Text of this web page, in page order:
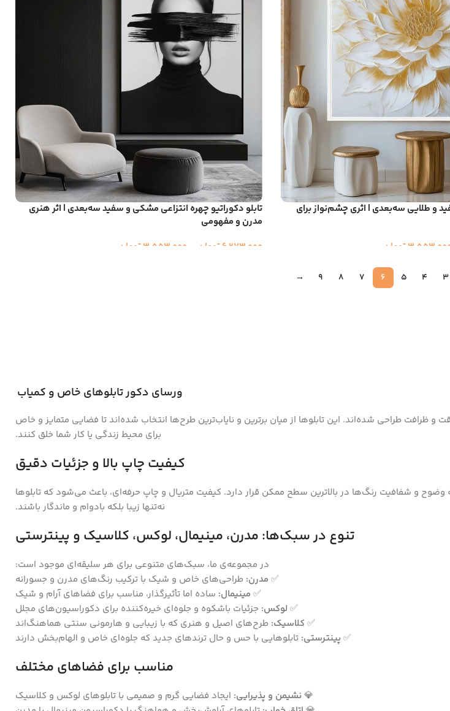
و طلایی سه‌بعدی | اثری چشم‌نواز برای
تومان
تابلو دکوراتیو چهره انتزاعی مشکی و سفید سه‌بعدی | اثر هنری
مدرن و مفهومی
6,273,000تومان 3,553,000تومان
3
4
5
6
7
8
9
→
ورسای دکور تابلوهای خاص و کمیاب
و ظرافت طراحی شده‌اند. این تابلوها از میان برترین و نایاب‌ترین طرح‌ها انتخاب شده‌اند تا فضایی متمایز و خاص
برای محیط زندگی یا کار شما خلق کنند.
کیفیت چاپ بالا و جزئیات دقیق
وضوح و شفافیت رنگ‌ها در بالاترین سطح ممکن قرار دارد. کیفیت متریال و چاپ حرفه‌ای، باعث می‌شود که تابلوها
نه‌تنها زیبا بلکه بادوام و ماندگار باشند.
تنوع در سبک‌ها: مدرن، مینیمال، لوکس، کلاسیک و پینترستی
در مجموعه‌ی ما، سبک‌های متنوعی برای هر سلیقه‌ای موجود است:
✅ مدرن: طراحی‌های خاص و شیک با ترکیب رنگ‌های مدرن و جسورانه
✅ مینیمال: ساده اما تأثیرگذار، مناسب برای فضاهای آرام و شیک
✅ لوکس: جزئیات باشکوه و جلوه‌ای خیره‌کننده برای دکوراسیون‌های مجلل
✅ کلاسیک: طرح‌های اصیل و هنری که با زیبایی و هارمونی سنتی هماهنگ‌اند
✅ پینترستی: تابلوهایی با حس و حال ترندهای جدید که جلوه‌ای خاص و الهام‌بخش دارند
مناسب برای فضاهای مختلف
💎 نشیمن و پذیرایی: ایجاد فضایی گرم و صمیمی با تابلوهای لوکس و کلاسیک